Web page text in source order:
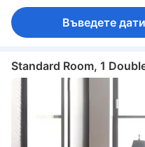
Въведете
Standard Room, 1